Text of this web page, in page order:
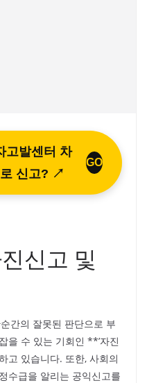
고발센터 차
신고? ↗
GO
신고 및
간의 잘못된 판단으로 부
을 수 있는 기회인 **’자진
고 있습니다. 또한, 사회의
수급을 알리는 공익신고를